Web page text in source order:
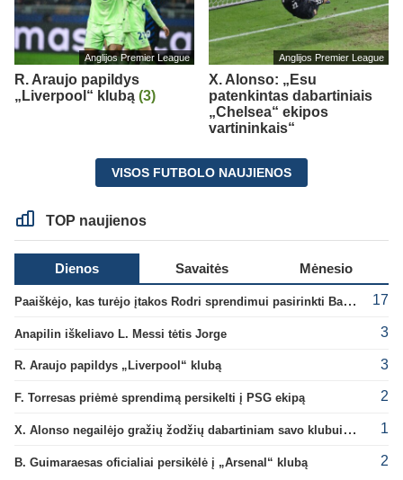
Anglijos Premier League
R. Araujo papildys
„Liverpool“ klubą (3)
Anglijos Premier League
X. Alonso: „Esu
patenkintas dabartiniais
„Chelsea“ ekipos
vartininkais“
VISOS FUTBOLO NAUJIENOS
TOP naujienos
Dienos Savaitės Mėnesio
Paaiškėjo, kas turėjo įtakos Rodri sprendimui pasirinkti Barselonos pusę 17
Anapilin iškeliavo L. Messi tėtis Jorge 3
R. Araujo papildys „Liverpool“ klubą 3
F. Torresas priėmė sprendimą persikelti į PSG ekipą 2
X. Alonso negailėjo gražių žodžių dabartiniam savo klubui „Chelsea“ 1
B. Guimaraesas oficialiai persikėlė į „Arsenal“ klubą 2